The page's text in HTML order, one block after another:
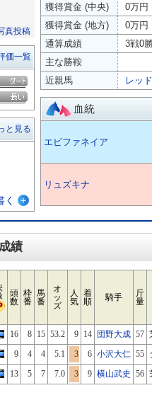
真投稿
価一覧
と見る
く
獲得賞金 (中央)
0万円
獲得賞金 (地方)
0万円
通算成績
3戦0
主な勝鞍
近親馬
レッ
血統
エピファネイア
リュズキナ
績
頭
数
枠
番
馬
番
オ
ッ
ズ
人
気
着
順
騎手
斤
量
16 8 15 53.2 9 14 団野大成 57
9 4 4 5.1 3 6 小沢大仁 55
13 5 7 7.0 3 9 横山武史 56